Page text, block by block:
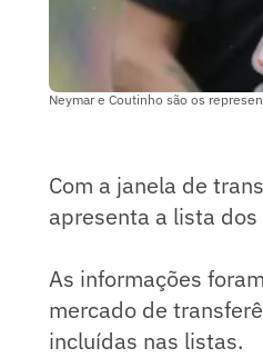
Neymar e Coutinho são os
Com a janela de
apresenta a lista
As informações
mercado de
incluídas nas listas.